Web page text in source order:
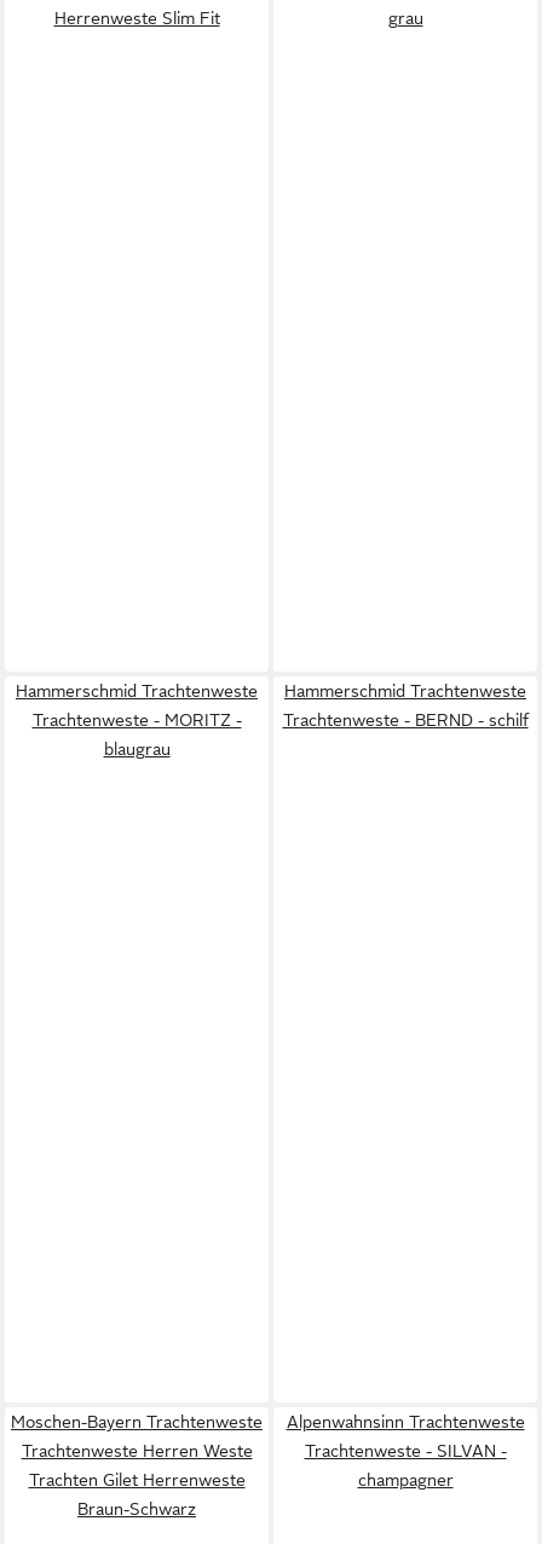
Herrenweste Slim Fit
grau
Hammerschmid Trachtenweste
Trachtenweste - MORITZ -
blaugrau
Hammerschmid Trachtenweste
Trachtenweste - BERND - schilf
Moschen-Bayern Trachtenweste
Trachtenweste Herren Weste
Trachten Gilet Herrenweste
Braun-Schwarz
Alpenwahnsinn Trachtenweste
Trachtenweste - SILVAN -
champagner